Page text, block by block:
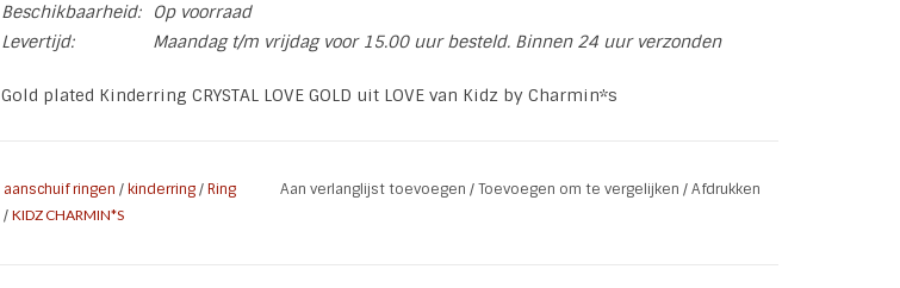
Beschikbaarheid:
Op voorraad
Levertijd:
Maandag t/m vrijdag voor 15.00 uur besteld. Binnen 24 uur verzonden
Gold plated Kinderring CRYSTAL LOVE GOLD uit LOVE van Kidz by Charmin*s
aanschuif ringen / kinderring/Ring
/ KIDZ CHARMIN*S
Aan verlanglijst toevoegen /Toevoegen om te vergelijken /Afdrukken